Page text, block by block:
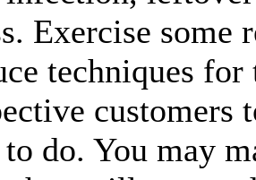
Exercise some
techniques
customers
to do. You may